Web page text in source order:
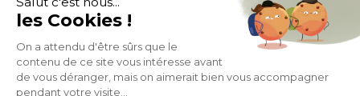
SOCIAL NETWORK